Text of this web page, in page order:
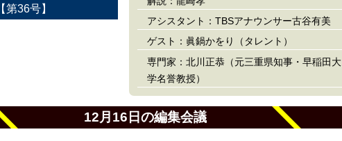
【第36号】
アシスタント：TBSアナウンサー古谷有美
ゲスト：眞鍋かをり（タレント）
専門家：北川正恭（元三重県知事・早稲田大
学名誉教授）
12月16日の編集会議